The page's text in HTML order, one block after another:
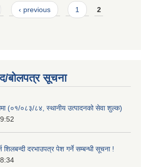
‹ previous 1 2
बोलपत्र सूचना
(०१/०८३/८४, स्थानीय उत्पादनको सेवा शुल्क)
दरभाउपत्र पेश गर्ने सम्बन्धी सूचना !